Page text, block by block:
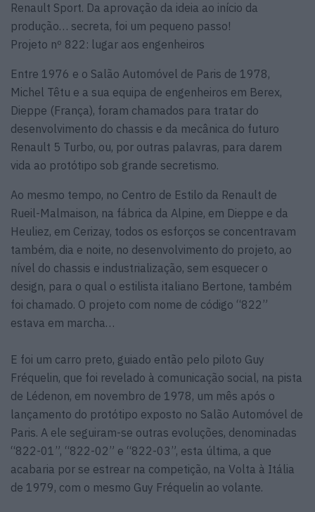
Renault Sport. Da aprovação da ideia ao início da
produção… secreta, foi um pequeno passo!
Projeto nº 822: lugar aos engenheiros
Entre 1976 e o Salão Automóvel de Paris de 1978,
Michel Têtu e a sua equipa de engenheiros em Berex,
Dieppe (França), foram chamados para tratar do
desenvolvimento do chassis e da mecânica do futuro
Renault 5 Turbo, ou, por outras palavras, para darem
vida ao protótipo sob grande secretismo.
Ao mesmo tempo, no Centro de Estilo da Renault de
Rueil-Malmaison, na fábrica da Alpine, em Dieppe e da
Heuliez, em Cerizay, todos os esforços se concentravam
também, dia e noite, no desenvolvimento do projeto, ao
nível do chassis e industrialização, sem esquecer o
design, para o qual o estilista italiano Bertone, também
foi chamado. O projeto com nome de código “822”
estava em marcha…
E foi um carro preto, guiado então pelo piloto Guy
Fréquelin, que foi revelado à comunicação social, na pista
de Lédenon, em novembro de 1978, um mês após o
lançamento do protótipo exposto no Salão Automóvel de
Paris. A ele seguiram-se outras evoluções, denominadas
“822-01”, “822-02” e “822-03”, esta última, a que
acabaria por se estrear na competição, na Volta à Itália
de 1979, com o mesmo Guy Fréquelin ao volante.